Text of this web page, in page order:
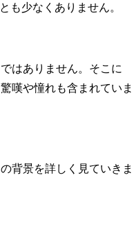
も少なくありません。
はありません。そこに
嘆や憧れも含まれていま
背景を詳しく見ていきま